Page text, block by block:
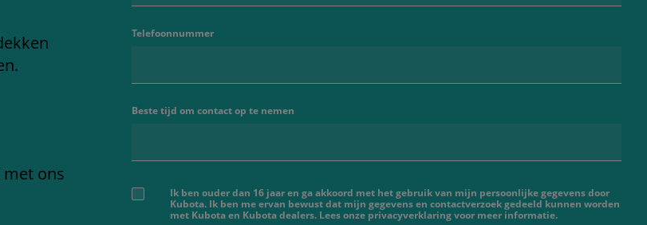
ons
Telefoonnummer
Beste tijd om contact op te nemen
Ik ben ouder dan 16 jaar en ga akkoord met het gebruik van mijn persoonlijke gegevens door
Kubota. Ik ben me ervan bewust dat mijn gegevens en contactverzoek gedeeld kunnen worden
met Kubota en Kubota dealers. Lees onze privacyverklaring voor meer informatie.